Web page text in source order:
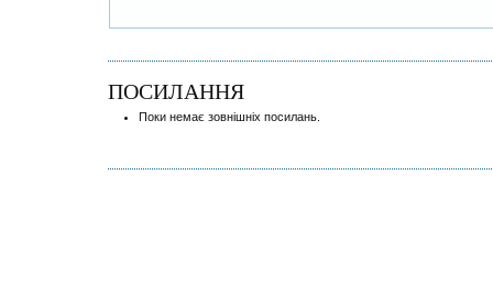
ПОСИЛАННЯ
Поки немає зовнішніх посилань.